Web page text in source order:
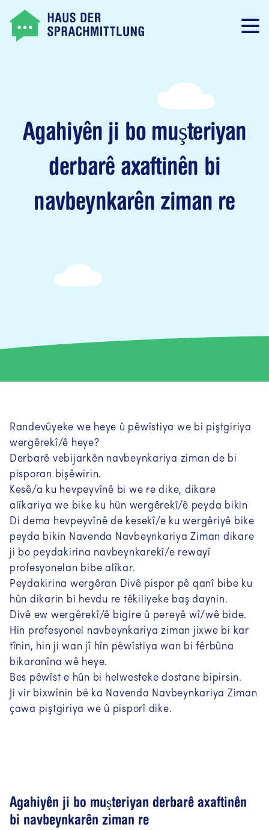
Agahiyên ji bo muşteriyan
derbarê axaftinên bi
navbeynkarên ziman re
Randevûyeke we heye û pêwîstiya we bi piştgiriya
wergêrekî/ê heye?
Derbarê vebijarkên navbeynkariya ziman de bi
pisporan bişêwirin.
Kesê/a ku hevpeyvînê bi we re dike, dikare
alîkariya we bike ku hûn wergêrekî/ê peyda bikin
Di dema hevpeyvînê de kesekî/e ku wergêriyê bike
peyda bikin Navenda Navbeynkariya Ziman dikare
ji bo peydakirina navbeynkarekî/e rewayî
profesyonelan bibe alîkar.
Peydakirina wergêran Divê pispor pê qanî bibe ku
hûn dikarin bi hevdu re têkiliyeke baş daynin.
Divê ew wergêrekî/ê bigire û pereyê wî/wê bide.
Hin profesyonel navbeynkariya ziman jixwe bi kar
tînin, hin ji wan jî hîn pêwîstiya wan bi fêrbûna
bikaranîna wê heye.
Bes pêwîst e hûn bi helwesteke dostane bipirsin.
Ji vir bixwînin bê ka Navenda Navbeynkariya Ziman
çawa piştgiriya we û pisporî dike.
Agahiyên ji bo muşteriyan derbarê axaftinên
bi navbeynkarên ziman re